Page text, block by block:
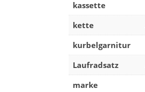
kassette
kette
kurbelgarnitur
Laufradsatz
marke